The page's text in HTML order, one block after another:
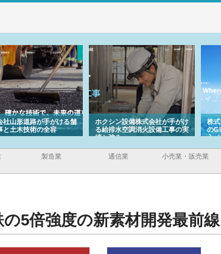
社山形道路が手がける舗
と土木技術の全容
ホクシン設備株式会社が手がけ
る給排水空調消火設備工事の実
績と強み
株
の
入
製造業 通信業 小売業・販売業
5倍強度の新素材開発最前線